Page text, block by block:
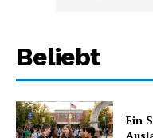
Beliebt
Ein